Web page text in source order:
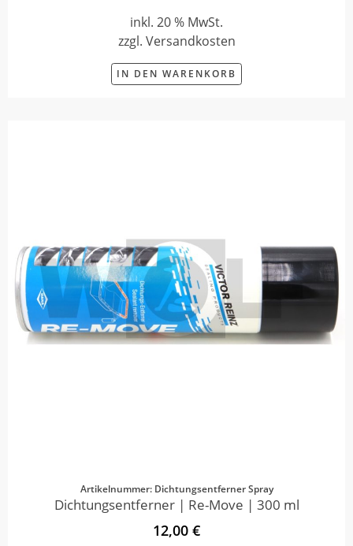
inkl. 20 % MwSt.
zzgl. Versandkosten
IN DEN WARENKORB
Artikelnummer: Dichtungsentferner Spray
Dichtungsentferner | Re-Move | 300 ml
12,00 €